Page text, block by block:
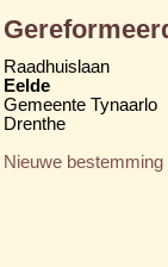
Raadhuislaan
Eelde
Gemeente Tynaarlo
Drenthe
Nieuwe bestemming